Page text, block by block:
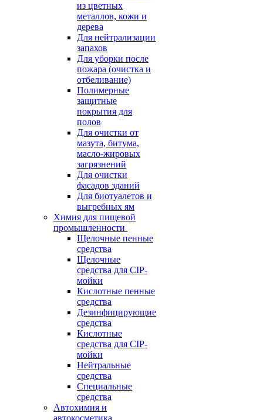
из цветных
металлов, кожи и
дерева
Для нейтрализации
запахов
Для уборки после
пожара (очистка и
отбеливание)
Полимерные
защитные
покрытия для
полов
Для очистки от
мазута, битума,
масло-жировых
загрязнений
Для очистки
фасадов зданий
Для биотуалетов и
выгребных ям
Химия для пищевой
промышленности
Щелочные пенные
средства
Щелочные
средства для CIP-
мойки
Кислотные пенные
средства
Дезинфицирующие
средства
Кислотные
средства для CIP-
мойки
Нейтральные
средства
Специальные
средства
Автохимия и
автокосметика